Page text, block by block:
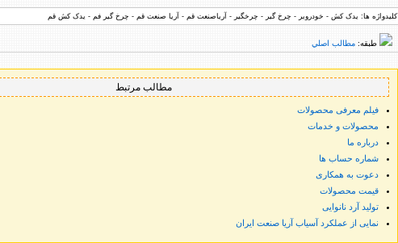
کلیدواژه ها: یدک کش - خودروبر - چرخ گیر - چرخگیر - آریاصنعت قم - آریا صنعت قم - چرخ گیر فم - یدک کش قم
طبقه: مطالب اصلي
مطالب مرتبط
فیلم معرفی محصولات
محصولات و خدمات
درباره ما
شماره حساب ها
دعوت به همکاری
قیمت محصولات
تولید آرد نانوایی
نمایی از عملکرد آسیاب آریا صنعت ایران